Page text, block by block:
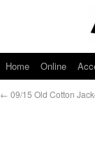
Home Online
← 09/15 Old Cotton